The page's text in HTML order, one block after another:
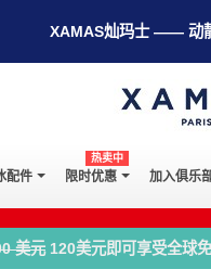
XAMAS灿玛士 —— 动
配件 限时优惠
热卖中
加入俱乐
美元120美元即可享受全球免